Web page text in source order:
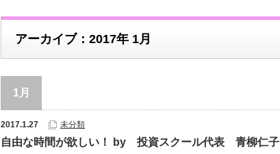
アーカイブ：2017年 1月
1月
2017.1.27 未分類
自由な時間が欲しい！ by 投資スクール代表 青柳仁子